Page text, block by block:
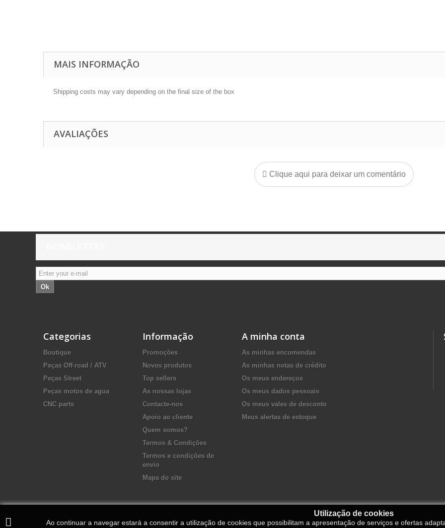
MAIS INFORMAÇÃO
Shipping costs may vary depending on the final size of the box
AVALIAÇÕES
Clique aqui para deixar um comentário
Ok
Categorias
Boutique
Peças Off-road / ATV
Peças Street
Peças motos de agua
CNC parts
Informação
Promoções
Novos produtos
Top sellers
As nossas lojas
Contacte-nos
Apoio ao cliente
Quem somos?
Termos & Condições
Termos e condições de
envio
Mapa do site
A minha conta
As minhas encomendas
As minhas notas de crédito
Os meus endereços
Os meus dados pessoais
Os meus vales de desconto
Meus alertas de estoque
Utilização de cookies
Ao continuar a navegar estará a consentir a utilização de cookies que possibilitam a apresentação de serviços e ofertas